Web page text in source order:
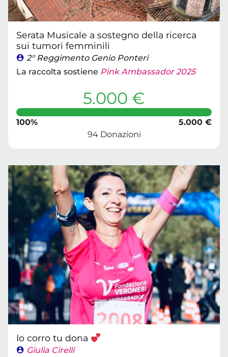
Serata Musicale a sostegno della ricerca
sui tumori femminili
2° Reggimento Genio Ponteri
La raccolta sostiene Pink Ambassador 2025
5.000 €
100%
5.000 €
94 Donazioni
Io corro tu dona
Giulia Cirelli